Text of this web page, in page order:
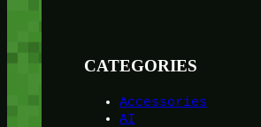
CATEGORIES
Accessories
AI